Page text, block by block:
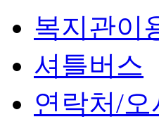
복지관이
셔틀버스
연락처/오